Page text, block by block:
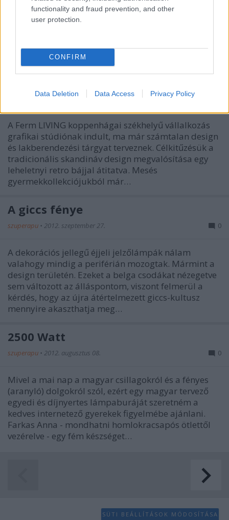
functionality and fraud prevention, and other
user protection.
CONFIRM
Data Deletion Data Access Privacy Policy
de egy szabadtéri szülinapi partin is el tudom
képzelni őket. Csak jönne már a tavasz! A kis
lámpások bambuszból és selyemből készültek,
Mesés lámpák - naná, hogy
2013. január 11.
A Ferm LIVING koppenhágai székhelyű vállalkozás
grafikai stúdiónak indult, ma már számtalan design
és lakberendezési tárgyat terveznek. Célkitűzésük a
tradicionális skandináv design megvalósítása egy
leheletnyi retro bájjal átitatva. Mesés
gyermekkollekciójukból már…
A giccs fénye
szuperapu • 2012. szeptember 27. 0
A dekorációs jellegű éjjeli jelzőlámpák nálam
valahogy mindig a periférián mozogtak. Mármint a
design területén. Ezeket a belga csodákat nézegetve
sem változott az álláspontom, viszont felmerül a
kérdés, hogy az újra átértelmezett giccs-kultusz
mennyire akaszthatja meg…
2500 Watt
szuperapu • 2012. augusztus 08. 0
Mivel a mai nap a magyar csillagokról és a fényes
(aranyló) dolgokról szól, ezért egy magyar tervező
egyedi és díjnyertes lámpaburáját szeretném a
kedves internetező gyerekek figyelmébe ajánlani.
Farkas Anna - mondhatni homlokracsapós ötlettől
vezérelve - egy fém készséget…
SÜTI BEÁLLÍTÁSOK MÓDOSÍTÁSA